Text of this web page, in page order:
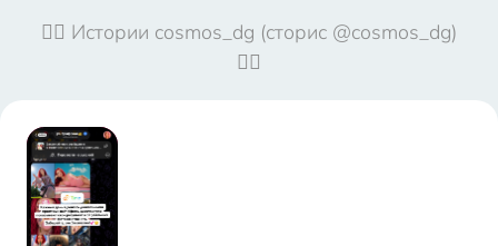
🤦‍♀️ Истории cosmos_dg (сторис @cosmos_dg)
🤦‍♀️